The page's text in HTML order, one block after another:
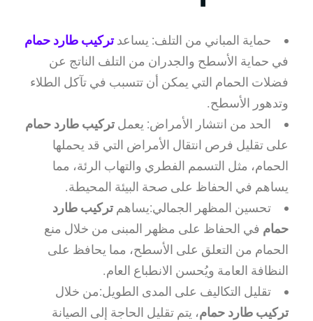
حماية المباني من التلف: يساعدتركيب طارد حمام
في حماية الأسطح والجدران من التلف الناتج عن
فضلات الحمام التي يمكن أن تتسبب في تآكل الطلاء
وتدهور الأسطح.
الحد من انتشار الأمراض: يعمل تركيب طارد حمام
على تقليل فرص انتقال الأمراض التي قد يحملها
الحمام، مثل التسمم الفطري والتهاب الرئة، مما
يساهم في الحفاظ على صحة البيئة المحيطة.
تحسين المظهر الجمالي:يساهم تركيب طارد
حمام في الحفاظ على مظهر المبنى من خلال منع
الحمام من التعلق على الأسطح، مما يحافظ على
النظافة العامة ويُحسن الانطباع العام.
تقليل التكاليف على المدى الطويل:من خلال
تركيب طارد حمام، يتم تقليل الحاجة إلى الصيانة